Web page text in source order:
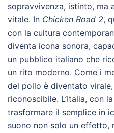
sopravvivenza, istinto, ma
vitale. In Chicken Road 2,
con la cultura
diventa icona sonora,
un pubblico italiano che
un rito moderno. Come i
del pollo è diventato
riconoscibile. L’Italia, con
trasformare il semplice in
suono non solo un effetto,